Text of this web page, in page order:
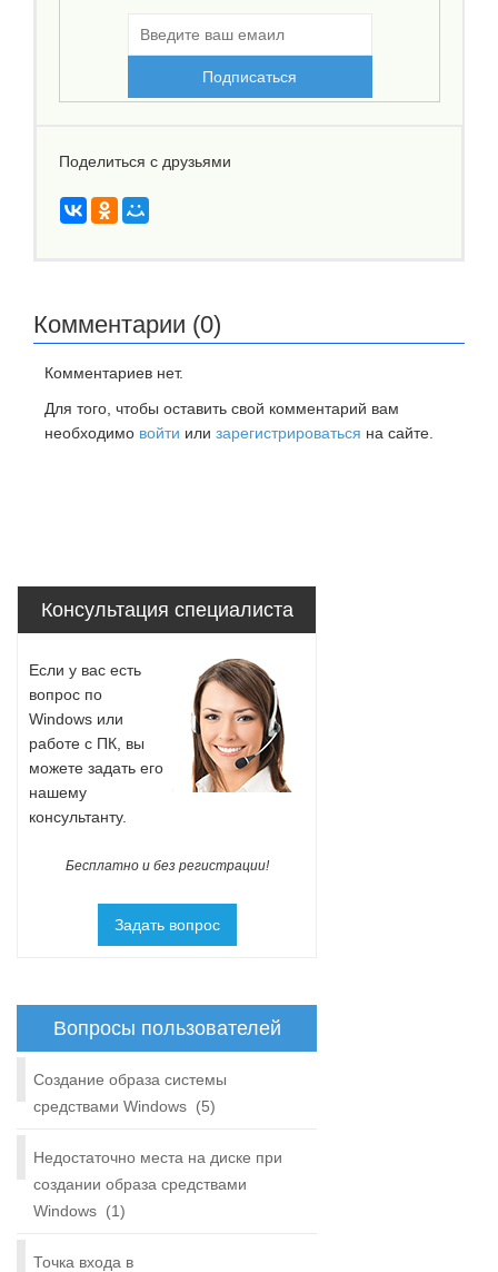
Поделиться с друзьями
Комментарии (0)
Комментариев нет.
Для того, чтобы оставить свой комментарий вам
необходимо войти или зарегистрироваться на сайте.
Консультация специалиста
Если у вас есть
вопрос по
Windows или
работе с ПК, вы
можете задать его
нашему
консультанту.
Бесплатно и без регистрации!
Задать вопрос
Вопросы пользователей
Создание образа системы
средствами Windows (5)
Недостаточно места на диске при
создании образа средствами
Windows (1)
Точка входа в